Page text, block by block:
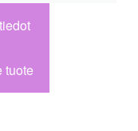
tuote